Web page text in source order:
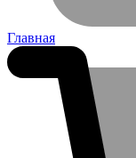
Главная